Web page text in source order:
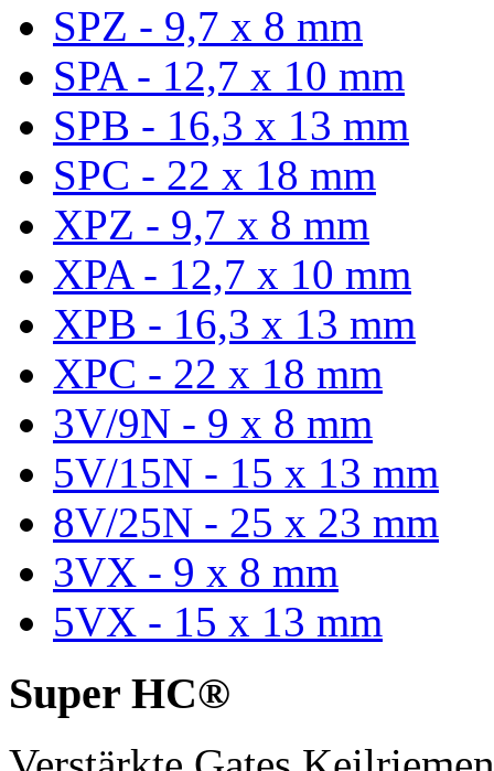
SPZ - 9,7 x 8 mm
SPA - 12,7 x 10 mm
SPB - 16,3 x 13 mm
SPC - 22 x 18 mm
XPZ - 9,7 x 8 mm
XPA - 12,7 x 10 mm
XPB - 16,3 x 13 mm
XPC - 22 x 18 mm
3V/9N - 9 x 8 mm
5V/15N - 15 x 13 mm
8V/25N - 25 x 23 mm
3VX - 9 x 8 mm
5VX - 15 x 13 mm
Super HC®